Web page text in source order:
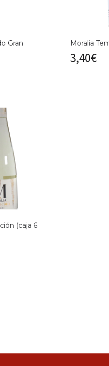
Gran
Moralia
3,40€
(caja 6